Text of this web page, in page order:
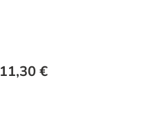
11,30 €